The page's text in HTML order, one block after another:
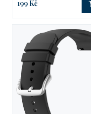
199 Kč